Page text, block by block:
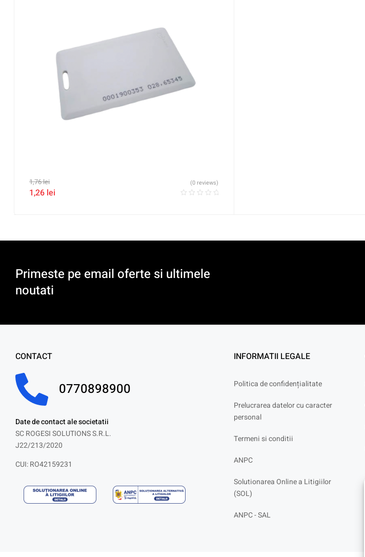
1,76lei
1,26 lei
(0 reviews)
Primeste pe email oferte si ultimele
noutati
CONTACT
0770898900
Date de contact ale societatii
SC ROGESI SOLUTIONS S.R.L.
J22/213/2020
CUI: RO42159231
INFORMATII LEGALE
Politica de confidențialitate
Prelucrarea datelor cu caracter
personal
Termeni si conditii
ANPC
Solutionarea Online a Litigiilor
(SOL)
ANPC - SAL